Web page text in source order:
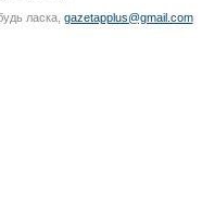
ласка, gazetapplus@gmail.com